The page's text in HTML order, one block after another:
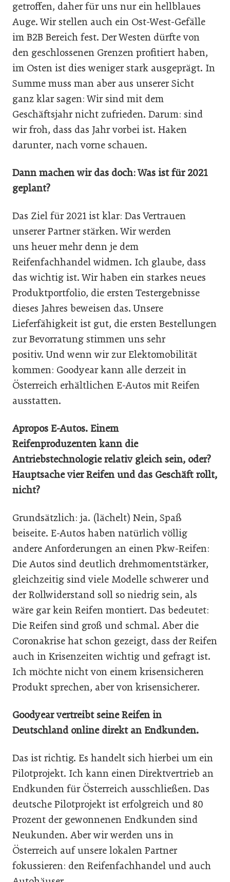
getroffen, daher für uns nur ein hellblaues
Auge. Wir stellen auch ein Ost-West-Gefälle
im B2B Bereich fest. Der Westen dürfte von
den geschlossenen Grenzen profitiert haben,
im Osten ist dies weniger stark ausgeprägt. In
Summe muss man aber aus unserer Sicht
ganz klar sagen: Wir sind mit dem
Geschäftsjahr nicht zufrieden. Darum: sind
wir froh, dass das Jahr vorbei ist. Haken
darunter, nach vorne schauen.
Dann machen wir das doch: Was ist für 2021
geplant?
Das Ziel für 2021 ist klar: Das Vertrauen
unserer Partner stärken. Wir werden
uns heuer mehr denn je dem
Reifenfachhandel widmen. Ich glaube, dass
das wichtig ist. Wir haben ein starkes neues
Produktportfolio, die ersten Testergebnisse
dieses Jahres beweisen das. Unsere
Lieferfähigkeit ist gut, die ersten Bestellungen
zur Bevorratung stimmen uns sehr
positiv. Und wenn wir zur Elektomobilität
kommen: Goodyear kann alle derzeit in
Österreich erhältlichen E-Autos mit Reifen
ausstatten.
Apropos E-Autos. Einem
Reifenproduzenten kann die
Antriebstechnologie relativ gleich sein, oder?
Hauptsache vier Reifen und das Geschäft rollt,
nicht?
Grundsätzlich: ja. (lächelt) Nein, Spaß
beiseite. E-Autos haben natürlich völlig
andere Anforderungen an einen Pkw-Reifen:
Die Autos sind deutlich drehmomentstärker,
gleichzeitig sind viele Modelle schwerer und
der Rollwiderstand soll so niedrig sein, als
wäre gar kein Reifen montiert. Das bedeutet:
Die Reifen sind groß und schmal. Aber die
Coronakrise hat schon gezeigt, dass der Reifen
auch in Krisenzeiten wichtig und gefragt ist.
Ich möchte nicht von einem krisensicheren
Produkt sprechen, aber von krisensicherer.
Goodyear vertreibt seine Reifen in
Deutschland online direkt an Endkunden.
Das ist richtig. Es handelt sich hierbei um ein
Pilotprojekt. Ich kann einen Direktvertrieb an
Endkunden für Österreich ausschließen. Das
deutsche Pilotprojekt ist erfolgreich und 80
Prozent der gewonnenen Endkunden sind
Neukunden. Aber wir werden uns in
Österreich auf unsere lokalen Partner
fokussieren: den Reifenfachhandel und auch